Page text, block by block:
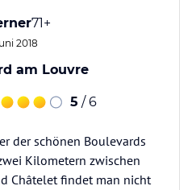
71+
2018
am Louvre
5 / 6
der schönen Boulevards
Kilometern zwischen
Châtelet findet man nicht